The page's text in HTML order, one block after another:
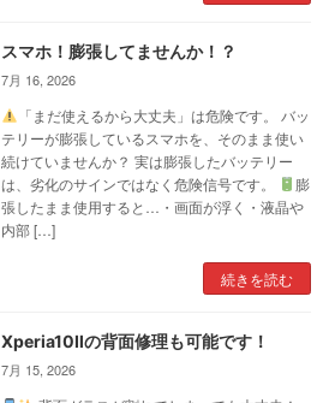
スマホ！膨張してませんか！？
7月 16, 2026
「まだ使えるから大丈夫」は危険です。 バッ
テリーが膨張しているスマホを、そのまま使い
続けていませんか？ 実は膨張したバッテリー
は、劣化のサインではなく危険信号です。
膨
張したまま使用すると…・画面が浮く・液晶や
内部 […]
続きを読む
Xperia10Ⅱの背面修理も可能です！
7月 15, 2026